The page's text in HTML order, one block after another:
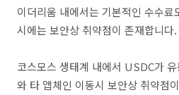
이더리움 내에서는 기본적인 수수
시에는 보안상 취약점이 존재합니다.
코스모스 생태계 내에서 USDC가
와 타 앱체인 이동시 보안상 취약점